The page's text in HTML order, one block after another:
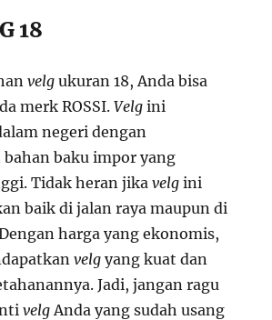
18
velgukuran 18, Anda bisa
merk ROSSI.Velgini
negeri dengan
baku impor yang
Tidak heran jikavelgini
baik di jalan raya maupun di
harga yang ekonomis,
velgyang kuat dan
Jadi, jangan ragu
velg Anda yang sudah usang